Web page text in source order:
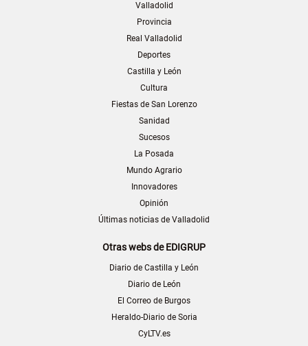
Valladolid
Provincia
Real Valladolid
Deportes
Castilla y León
Cultura
Fiestas de San Lorenzo
Sanidad
Sucesos
La Posada
Mundo Agrario
Innovadores
Opinión
Últimas noticias de Valladolid
Otras webs de EDIGRUP
Diario de Castilla y León
Diario de León
El Correo de Burgos
Heraldo-Diario de Soria
CyLTV.es